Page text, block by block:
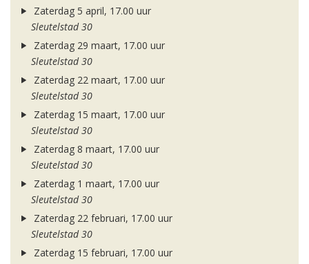
Zaterdag 5 april, 17.00 uur
Sleutelstad 30
Zaterdag 29 maart, 17.00 uur
Sleutelstad 30
Zaterdag 22 maart, 17.00 uur
Sleutelstad 30
Zaterdag 15 maart, 17.00 uur
Sleutelstad 30
Zaterdag 8 maart, 17.00 uur
Sleutelstad 30
Zaterdag 1 maart, 17.00 uur
Sleutelstad 30
Zaterdag 22 februari, 17.00 uur
Sleutelstad 30
Zaterdag 15 februari, 17.00 uur